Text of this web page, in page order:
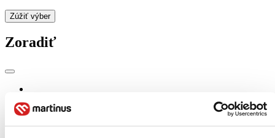
Zúžiť výber
Zoradiť
Top hodnotené